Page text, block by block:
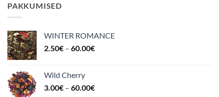
PAKKUMISED
WINTER ROMANCE
2.50€ – 60.00€Hinnavahemik:
Wild Cherry
3.00€ – 60.00€Hinnavahemik: